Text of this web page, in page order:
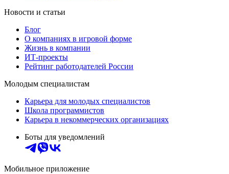
Новости и статьи
Блог
О компаниях в игровой форме
Жизнь в компании
ИТ-проекты
Рейтинг работодателей России
Молодым специалистам
Карьера для молодых специалистов
Школа программистов
Карьера в некоммерческих организациях
Боты для уведомлений
Мобильное приложение